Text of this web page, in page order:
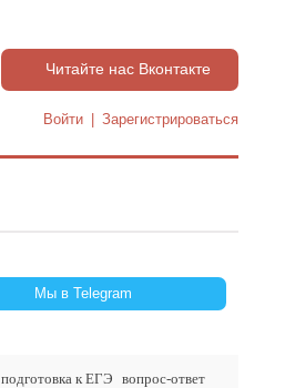
Читайте нас Вконтакте
Войти Зарегистрироваться
Мы в Telegram
подготовка к ЕГЭ вопрос-ответ